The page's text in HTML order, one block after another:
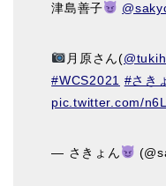
津島善子
月原さん(
#WCS2021 #さき
pic.twitter.com/
— さきょん